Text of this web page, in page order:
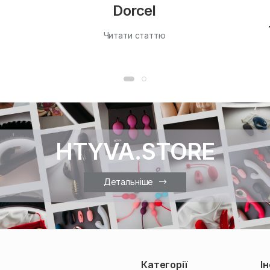
Dorcel
Читати статтю
HTYVA.STORE
Детальніше
Категорії